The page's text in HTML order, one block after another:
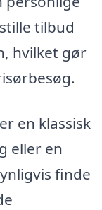
tilbud
hvilket gør
en klassisk
eller en
finde